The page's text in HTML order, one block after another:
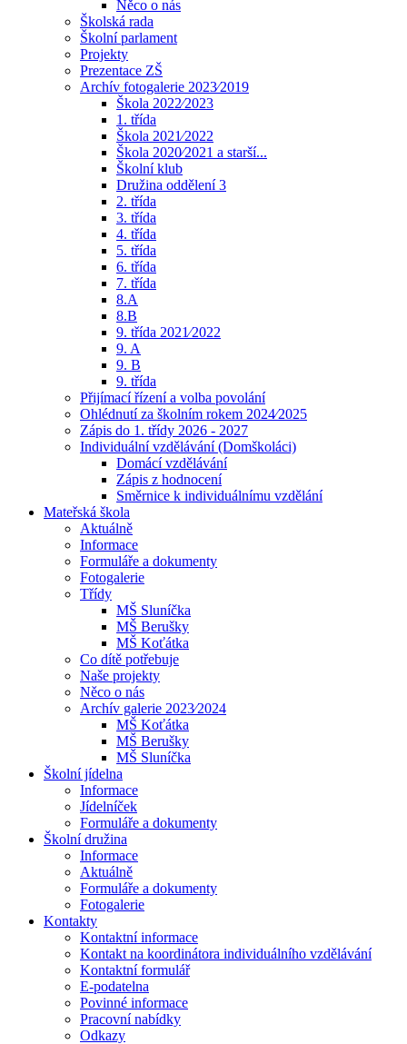
Něco o nás
Školská rada
Školní parlament
Projekty
Prezentace ZŠ
Archív fotogalerie 2023⁄2019
Škola 2022⁄2023
1. třída
Škola 2021⁄2022
Škola 2020⁄2021 a starší...
Školní klub
Družina oddělení 3
2. třída
3. třída
4. třída
5. třída
6. třída
7. třída
8.A
8.B
9. třída 2021⁄2022
9. A
9. B
9. třída
Přijímací řízení a volba povolání
Ohlédnutí za školním rokem 2024⁄2025
Zápis do 1. třídy 2026 - 2027
Individuální vzdělávání (Domškoláci)
Domácí vzdělávání
Zápis z hodnocení
Směrnice k individuálnímu vzdělání
Mateřská škola
Aktuálně
Informace
Formuláře a dokumenty
Fotogalerie
Třídy
MŠ Sluníčka
MŠ Berušky
MŠ Koťátka
Co dítě potřebuje
Naše projekty
Něco o nás
Archív galerie 2023⁄2024
MŠ Koťátka
MŠ Berušky
MŠ Sluníčka
Školní jídelna
Informace
Jídelníček
Formuláře a dokumenty
Školní družina
Informace
Aktuálně
Formuláře a dokumenty
Fotogalerie
Kontakty
Kontaktní informace
Kontakt na koordinátora individuálního vzdělávání
Kontaktní formulář
E-podatelna
Povinné informace
Pracovní nabídky
Odkazy